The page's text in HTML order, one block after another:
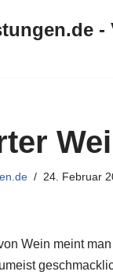
-
24. Februar
Wein meint